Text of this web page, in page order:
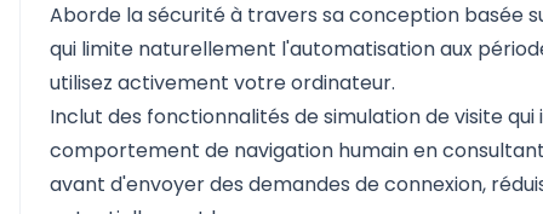
Aborde la sécurité à travers sa conception basée
qui limite naturellement l'automatisation aux
utilisez activement votre ordinateur.
Inclut des fonctionnalités de simulation de visite
comportement de navigation humain en
avant d'envoyer des demandes de connexion,